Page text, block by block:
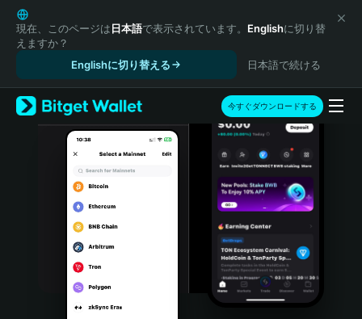
English
日本語
Tiếng Việt
Español (Latinoamérica)
Türkçe
Italiano
Português (Portugal)
Bahasa Indonesia
現在、このページは日本語で表示されています。 Englishに切り替
えますか？
Englishに切り替える
日本語で続ける
今すぐダウンロードする